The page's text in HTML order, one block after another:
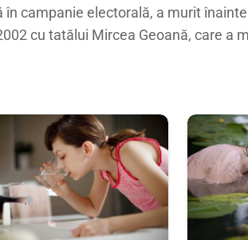
în campanie electorală, a murit
cu tatălui Mircea Geoană, care a